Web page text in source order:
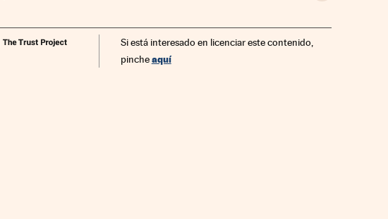
Gestión empresarial Empresas Economía
Si está interesado en licenciar este contenido,
pincheaquí